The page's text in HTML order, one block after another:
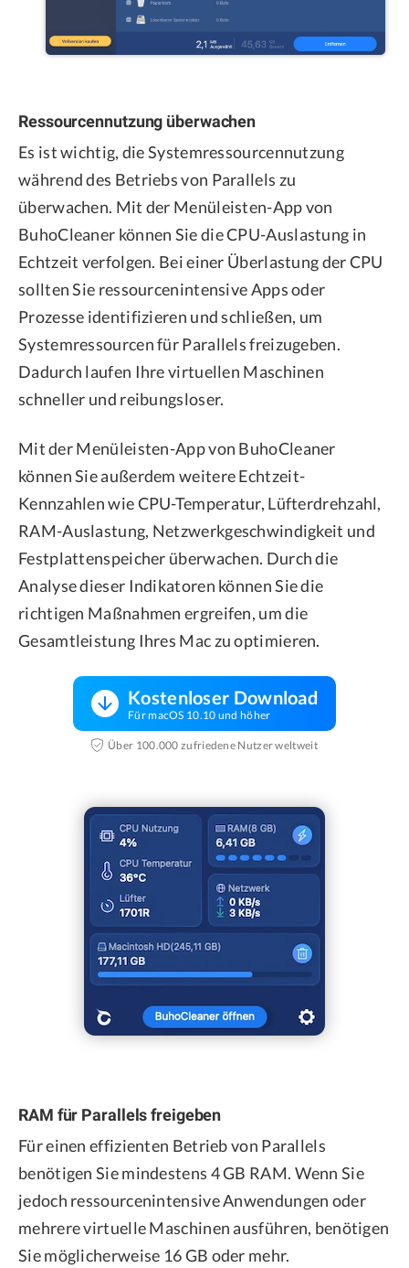
Ressourcennutzung überwachen
Es ist wichtig, die Systemressourcennutzung
während des Betriebs von Parallels zu
überwachen. Mit der Menüleisten-App von
BuhoCleaner können Sie die CPU-Auslastung in
Echtzeit verfolgen. Bei einer Überlastung der CPU
sollten Sie ressourcenintensive Apps oder
Prozesse identifizieren und schließen, um
Systemressourcen für Parallels freizugeben.
Dadurch laufen Ihre virtuellen Maschinen
schneller und reibungsloser.
Mit der Menüleisten-App von BuhoCleaner
können Sie außerdem weitere Echtzeit-
Kennzahlen wie CPU-Temperatur, Lüfterdrehzahl,
RAM-Auslastung, Netzwerkgeschwindigkeit und
Festplattenspeicher überwachen. Durch die
Analyse dieser Indikatoren können Sie die
richtigen Maßnahmen ergreifen, um die
Gesamtleistung Ihres Mac zu optimieren.
Kostenloser Download
Für macOS 10.10 und höher
Über 100.000 zufriedene Nutzer weltweit
RAM für Parallels freigeben
Für einen effizienten Betrieb von Parallels
benötigen Sie mindestens 4 GB RAM. Wenn Sie
jedoch ressourcenintensive Anwendungen oder
mehrere virtuelle Maschinen ausführen, benötigen
Sie möglicherweise 16 GB oder mehr.